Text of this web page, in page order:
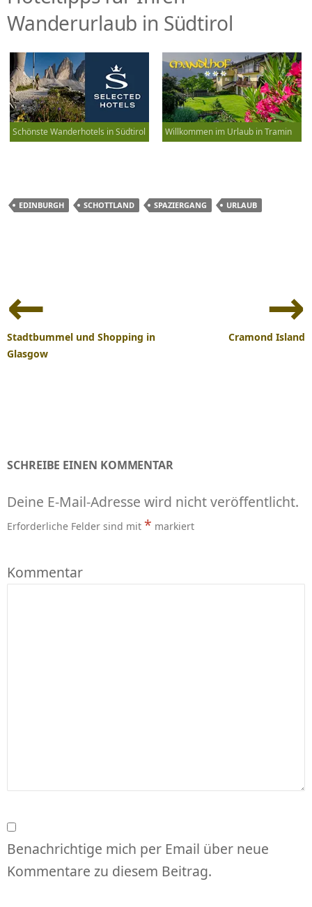
Wanderurlaub in Südtirol
Schönste Wanderhotels in Südtirol Willkommen im Urlaub in Tramin
EDINBURGH SCHOTTLAND SPAZIERGANG URLAUB
Navigation
Stadtbummel und Shopping in
Glasgow
Cramond Island
SCHREIBE EINEN KOMMENTAR
Deine E-Mail-Adresse wird nicht veröffentlicht.
Erforderliche Felder sind mit * markiert
Kommentar
Benachrichtige mich per Email über neue
Kommentare zu diesem Beitrag.